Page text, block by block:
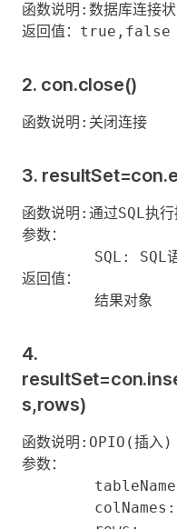
函数说明:数据库连接
2. con.close()
3.
函数说明:通过SQL执
参数：
返回值：
4.
s,rows)
函数说明:OPIO(插入)
参数：